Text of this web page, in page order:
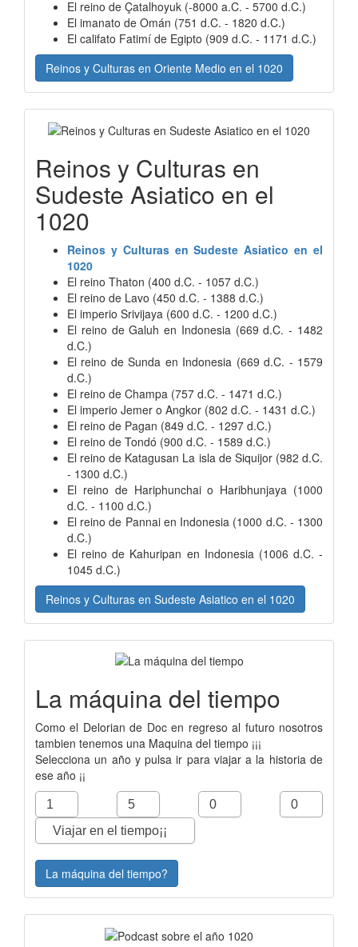
El reino de Çatalhoyuk (-8000 a.C. - 5700 d.C.)
El imanato de Omán (751 d.C. - 1820 d.C.)
El califato Fatimí de Egipto (909 d.C. - 1171 d.C.)
Reinos y Culturas en Oriente Medio en el 1020
Reinos y Culturas en
Sudeste Asiatico en el
1020
Reinos y Culturas en Sudeste Asiatico en el
1020
El reino Thaton (400 d.C. - 1057 d.C.)
El reino de Lavo (450 d.C. - 1388 d.C.)
El imperio Srivijaya (600 d.C. - 1200 d.C.)
El reino de Galuh en Indonesia (669 d.C. - 1482
d.C.)
El reino de Sunda en Indonesia (669 d.C. - 1579
d.C.)
El reino de Champa (757 d.C. - 1471 d.C.)
El imperio Jemer o Angkor (802 d.C. - 1431 d.C.)
El reino de Pagan (849 d.C. - 1297 d.C.)
El reino de Tondó (900 d.C. - 1589 d.C.)
El reino de Katagusan La isla de Siquijor (982 d.C.
- 1300 d.C.)
El reino de Hariphunchai o Haribhunjaya (1000
d.C. - 1100 d.C.)
El reino de Pannai en Indonesia (1000 d.C. - 1300
d.C.)
El reino de Kahuripan en Indonesia (1006 d.C. -
1045 d.C.)
Reinos y Culturas en Sudeste Asiatico en el 1020
La máquina del tiempo
Como el Delorian de Doc en regreso al futuro nosotros
tambien tenemos una Maquina del tiempo ¡¡¡
Selecciona un año y pulsa ir para viajar a la historia de
ese año ¡¡
La máquina del tiempo?